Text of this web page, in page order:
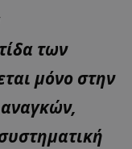
των
μόνο στην